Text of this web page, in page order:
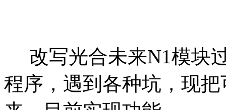
改写光合未来N1模块
程序，遇到各种坑，现